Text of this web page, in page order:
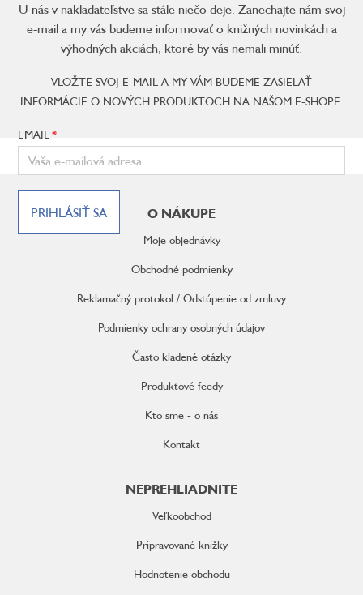
U nás v nakladateľstve sa stále niečo deje. Zanechajte nám svoj
e-mail a my vás budeme informovať o knižných novinkách a
výhodných akciách, ktoré by vás nemali minúť.
VLOŽTE SVOJ E-MAIL A MY VÁM BUDEME ZASIELAŤ
INFORMÁCIE O NOVÝCH PRODUKTOCH NA NAŠOM E-SHOPE.
EMAIL
PRIHLÁSIŤ SA O NÁKUPE
Moje objednávky
Obchodné podmienky
Reklamačný protokol / Odstúpenie od zmluvy
Podmienky ochrany osobných údajov
Často kladené otázky
Produktové feedy
Kto sme - o nás
Kontakt
NEPREHLIADNITE
Veľkoobchod
Pripravované knižky
Hodnotenie obchodu